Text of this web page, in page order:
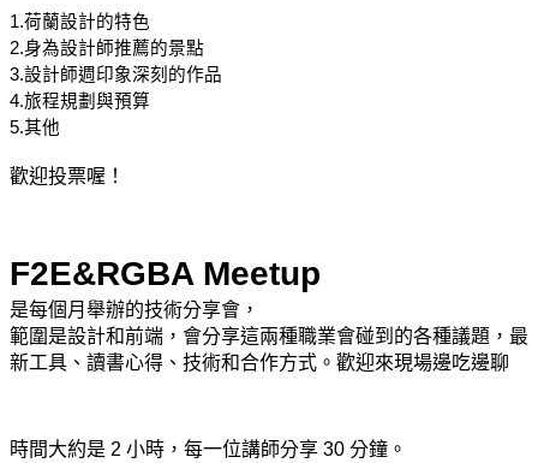
1.荷蘭設計的特色
2.身為設計師推薦的景點
3.設計師週印象深刻的作品
4.旅程規劃與預算
5.其他
歡迎投票喔！
F2E&RGBA Meetup
是每個月舉辦的技術分享會，
範圍是設計和前端，會分享這兩種職業會碰到的各種議題，最
新工具、讀書心得、技術和合作方式。歡迎來現場邊吃邊聊
時間大約是 2 小時，每一位講師分享 30 分鐘。